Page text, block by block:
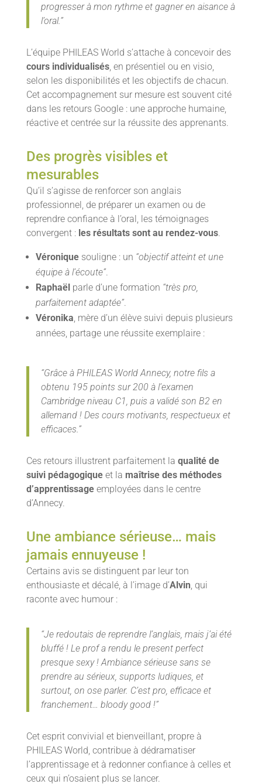
progresser à mon rythme et gagner en aisance à
l’oral.”
L’équipe PHILEAS World s’attache à concevoir des
cours individualisés, en présentiel ou en visio,
selon les disponibilités et les objectifs de chacun.
Cet accompagnement sur mesure est souvent cité
dans les retours Google : une approche humaine,
réactive et centrée sur la réussite des apprenants.
Des progrès visibles et
mesurables
Qu’il s’agisse de renforcer son anglais
professionnel, de préparer un examen ou de
reprendre confiance à l’oral, les témoignages
convergent : les résultats sont au rendez-vous.
Véroniquesouligne : un “objectif atteint et une
équipe à l’écoute”.
Raphaëlparle d’une formation “très pro,
parfaitement adaptée”.
Véronika , mère d’un élève suivi depuis plusieurs
années, partage une réussite exemplaire :
“Grâce à PHILEAS World Annecy, notre fils a
obtenu 195 points sur 200 à l’examen
Cambridge niveau C1, puis a validé son B2 en
allemand ! Des cours motivants, respectueux et
efficaces.”
Ces retours illustrent parfaitement la qualité de
suivi pédagogiqueet la maîtrise des méthodes
d’apprentissageemployées dans le centre
d’Annecy.
Une ambiance sérieuse… mais
jamais ennuyeuse !
Certains avis se distinguent par leur ton
enthousiaste et décalé, à l’image d’Alvin , qui
raconte avec humour :
“Je redoutais de reprendre l’anglais, mais j’ai été
bluffé ! Le prof a rendu le present perfect
presque sexy ! Ambiance sérieuse sans se
prendre au sérieux, supports ludiques, et
surtout, on ose parler. C’est pro, efficace et
franchement… bloody good !”
Cet esprit convivial et bienveillant, propre à
PHILEAS World, contribue à dédramatiser
l’apprentissage et à redonner confiance à celles et
ceux qui n’osaient plus se lancer.